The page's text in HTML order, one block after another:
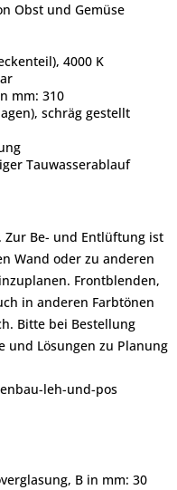
Obst und Gemüse
4000 K
mm: 310
schräg gestellt
Tauwasserablauf
Zur Be- und Entlüftung ist
Wand oder zu anderen
Frontblenden,
in anderen Farbtönen
Bitte bei Bestellung
und Lösungen zu Planung
leh-und-pos
B in mm: 30